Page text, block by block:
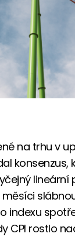
na trhu v
konsenzus,
lineární
indexu
CPI rostlo